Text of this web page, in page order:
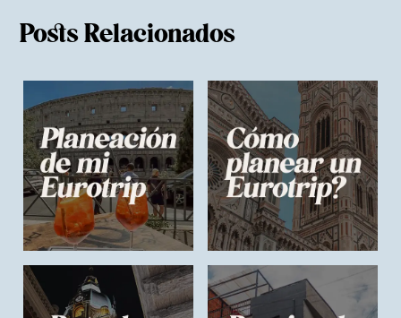
Posts Relacionados